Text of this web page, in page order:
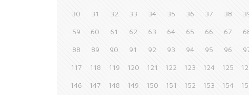
30 31 32 33 34 35 36 37 38
59 60 61 62 63 64 65 66 67
88 89 90 91 92 93 94 95 96
117 118 119 120 121 122 123 124 125
146 147 148 149 150 151 152 153 154